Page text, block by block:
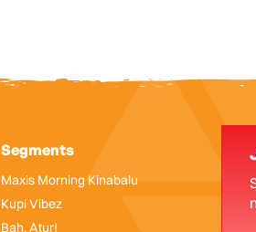
Segments
Maxis Morning Kinabalu
Kupi Vibez
Bah, Atur!